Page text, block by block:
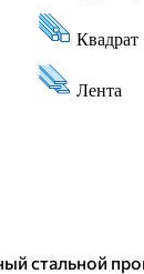
стальной